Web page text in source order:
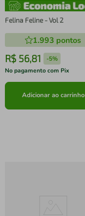
Felina Feline - Vol 2
1.993 pontos
R$ 56,81 -5%
No pagamento com Pix
Adicionar ao carrinho